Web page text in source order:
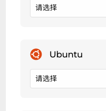
请选择
请选择